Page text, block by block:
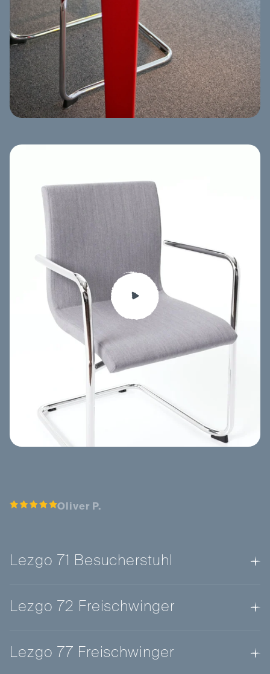
Oliver P.
Lezgo 71 Besucherstuhl
Lezgo 72 Freischwinger
Lezgo 77 Freischwinger